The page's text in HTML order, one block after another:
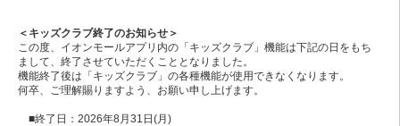
＜キッズクラブ終了のお知らせ＞
この度、イオンモールアプリ内の「キッズクラブ」機能は下記の日をもち
まして、終了させていただくこととなりました。
機能終了後は「キッズクラブ」の各種機能が使用できなくなります。
何卒、ご理解賜りますよう、お願い申し上げます。
■終了日：2026年8月31日(月)